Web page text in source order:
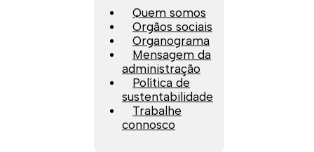
Quem somos
Orgãos sociais
Organograma
Mensagem da
administração
Política de
sustentabilidade
Trabalhe
connosco